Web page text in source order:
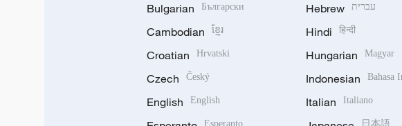
Bulgarian Български
Cambodian ខ្មែរ
Croatian Hrvatski
Czech Český
English English
Esperanto
Hebrew עברית
Hindi हिन्दी
Hungarian Magyar
Indonesian Bahasa
Italian Italiano
日本語